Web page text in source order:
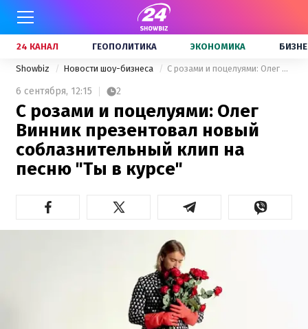
24 КАНАЛ ГЕОПОЛИТИКА ЭКОНОМИКА
Showbiz Новости шоу-бизнеса С розами и поцелуями: Олег Винник презентовал новый соблазнительный клип на песню "Ты в курсе"
6 сентября, 12:15 2
С розами и поцелуями: Олег
Винник презентовал новый
соблазнительный клип на
песню "Ты в курсе"